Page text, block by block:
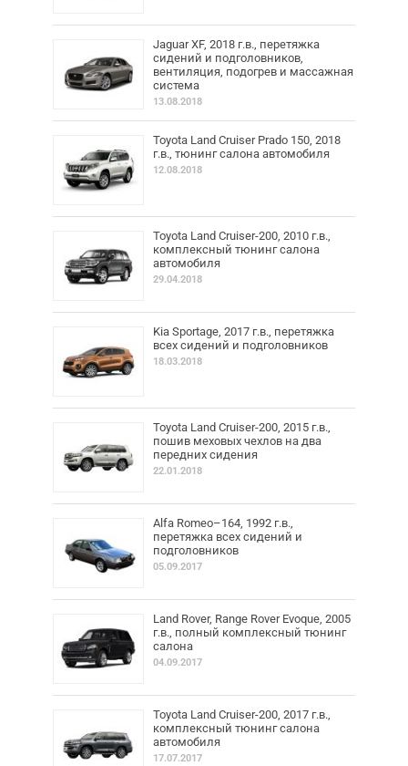
Jaguar XF, 2018 г.в., перетяжка
сидений и подголовников,
вентиляция, подогрев и массажная
система
13.08.2018
Toyota Land Cruiser Prado 150, 2018
г.в., тюнинг салона автомобиля
12.08.2018
Toyota Land Cruiser-200, 2010 г.в.,
комплексный тюнинг салона
автомобиля
29.04.2018
Kia Sportage, 2017 г.в., перетяжка
всех сидений и подголовников
18.03.2018
Toyota Land Cruiser-200, 2015 г.в.,
пошив меховых чехлов на два
передних сидения
22.01.2018
Alfa Romeo–164, 1992 г.в.,
перетяжка всех сидений и
подголовников
05.09.2017
Land Rover, Range Rover Evoque, 2005
г.в., полный комплексный тюнинг
салона
04.09.2017
Toyota Land Cruiser-200, 2017 г.в.,
комплексный тюнинг салона
автомобиля
17.07.2017